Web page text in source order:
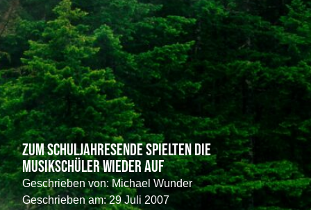
Zum Schuljahresende spielten die
Musikschüler wieder auf
Geschrieben von:Michael Wunder
Geschrieben am: 29 Juli 2007